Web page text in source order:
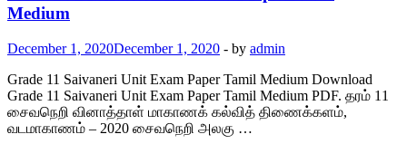
Medium
December 1, 2020December 1, 2020 - by admin
Grade 11 Saivaneri Unit Exam Paper Tamil Medium Download
Grade 11 Saivaneri Unit Exam Paper Tamil Medium PDF. தரம் 11
சைவநெறி வினாத்தாள் மாகாணக் கல்வித் திணைக்களம்,
வடமாகாணம் – 2020 சைவநெறி அலகு …